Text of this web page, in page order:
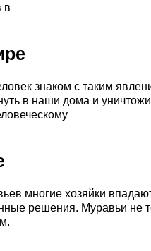
в
знаком с таким
в наши дома и
многие хозяйки
решения. Муравьи не